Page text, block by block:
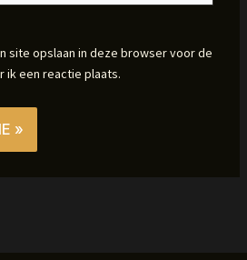
site opslaan in deze browser voor de
ik een reactie plaats.